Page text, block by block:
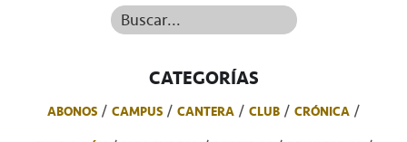
Buscar...
CATEGORÍAS
ABONOS CAMPUS CANTERA CLUB
CRÓNICA